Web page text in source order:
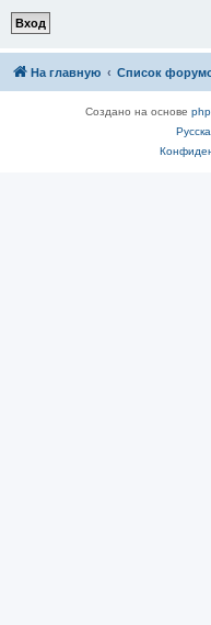
На главную Список
Создано на основе